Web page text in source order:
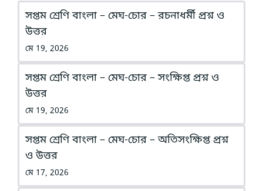
সপ্তম শ্রেণি বাংলা – মেঘ-চোর – রচনাধর্মী প্রশ্ন ও
উত্তর
মে 19, 2026
সপ্তম শ্রেণি বাংলা – মেঘ-চোর – সংক্ষিপ্ত প্রশ্ন ও
উত্তর
মে 19, 2026
সপ্তম শ্রেণি বাংলা – মেঘ-চোর – অতিসংক্ষিপ্ত প্রশ্ন
ও উত্তর
মে 17, 2026